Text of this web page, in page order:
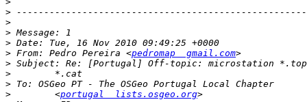
>
>
>
>
> From: Pedro Pereira <pedromap  gmail.com
>
>
>
>
        <
portugal  lists.osgeo.org